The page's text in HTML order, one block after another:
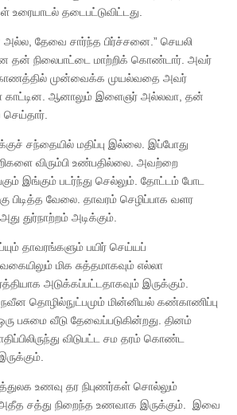
உரையாடல் தடைபட்டுவிட்டது.
அல்ல, தேவை சார்ந்த பிர்ச்சனை.” செயலி
தன் நிலைபாட்டை மாற்றிக் கொண்டார். அவர்
முன்வைக்க முயல்வதை அவர்
ஆனாலும் இளைஞர் அல்லவா, தன்
சந்தையில் மதிப்பு இல்லை. இப்போது
விரும்பி உண்பதில்லை. அவற்றை
இங்கும் படர்ந்து செல்லும். தோட்டம் போட
பிடித்த வேலை. தாவரம் செழிப்பாக வளர
துர்நாற்றம் அடிக்கும்.
தாவரங்களும் பயிர் செய்யப்
மிக சுத்தமாகவும் எல்லா
அடுக்கப்பட்டதாகவும் இருக்கும்.
தொழில்நுட்பமும் மின்னியல் கண்காணிப்பு
பசுமை வீடு தேவைப்படுகின்றது. தினம்
விடுபட்ட சம தரம் கொண்ட
உணவு தர நிபுணர்கள் சொல்லும்
அதீத சத்து நிறைந்த உணவாக இருக்கும். இவை